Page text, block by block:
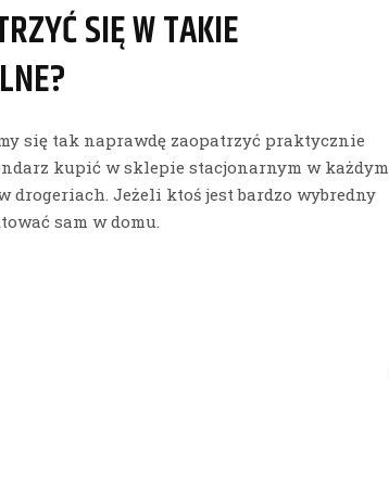
SIĘ W TAKIE
się tak naprawdę zaopatrzyć praktycznie
kupić w sklepie stacjonarnym w każdym
drogeriach. Jeżeli ktoś jest bardzo wybredny
sam w domu.